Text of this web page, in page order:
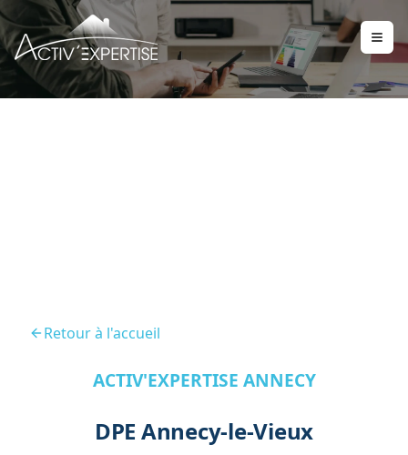
Retour à l'accueil
ACTIV'EXPERTISE ANNECY
DPE Annecy-le-Vieux